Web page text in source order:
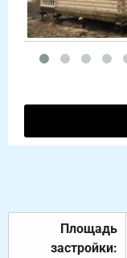
Площадь
застройки: